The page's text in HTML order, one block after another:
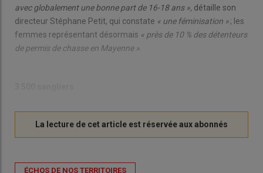
avec globalement une bonne part de 16-18 ans », détaille son
directeur Stéphane Petit, qui constate « une féminisation »; les
femmes représentant désormais « près de 10 % des détenteurs
de permis de chasse en Mayenne ».
ÉCHOS DE NOS TERRITOIRES